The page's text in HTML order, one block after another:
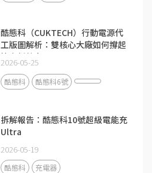
酷態科（CUKTECH）行動電源代
工版圖解析：雙核心大廠如何撐起
快充新勢力？
2026-05-25
酷態科 酷態科6號
拆解報告：酷態科10號超級電能充
Ultra
2026-05-19
酷態科
充電器